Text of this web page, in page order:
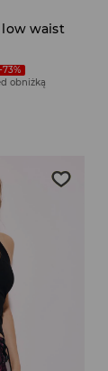
waist
-73%
obniżką